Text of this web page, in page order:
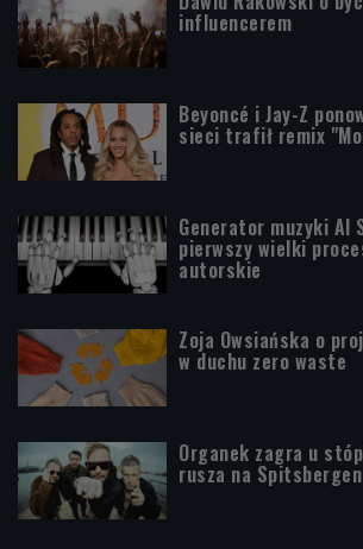
influencerem
Beyoncé i Jay-Z
sieci trafił remix
Generator muzyki AI
pierwszy wielki
autorskie
Zoja Owsiańska o
w duchu zero waste
Organek zagra u
rusza na Spitsbergen